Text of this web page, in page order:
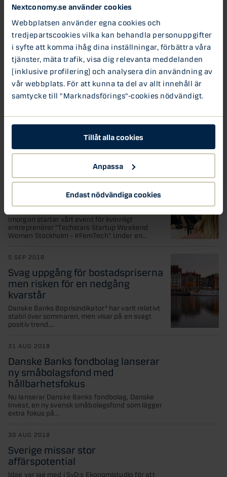
Nextconomy.se använder cookies
Webbplatsen använder egna cookies och
tredjepartscookies vilka kan behandla personuppgifter
i syfte att komma ihåg dina inställningar, förbättra våra
tjänster, mäta trafik, visa dig relevanta meddelanden
(inklusive profilering) och analysera din användning av
vår webbplats. För att kunna ta del av allt innehåll är
samtycke till "Marknadsförings"-cookies nödvändigt.
Tillåt alla cookies
Anpassa
Endast nödvändiga cookies
7 SEP 2018
Marknadsuppdatering fredag 7
sep Danske Bank
Kreditindex i Europa rörde sig under gårdagen
ihop något men med små rörelser överlag. På
aktiemarknaden...
oförändrad och skjuter på
räntehöjning
Idag meddelade Riksbanken att de lämnar
styrräntan oförändrad på -0,50 procent.
Samtidigt flaggar man för att...
6 SEP 2018
”Jag vill uppmana fler aktörer att
verka för ett jämställt näringsliv”
Imorgon startar vårt event för kvinnligt
entreprenörer "Techstars Startup Weekend
Women Stockholm - #FemTech". Under en...
5 SEP 2018
Svag uppgång för bostadspriserna
men risken för en nedgång
kvarstår
Danske Banks Boprisindikator* har varit relativt
stabil över sommaren, men visar på en svagt
positiv trend....
31 AUG 2018
Danske Banks fondbolag lanserar
ny småbolagsfond med
hållbarhetsfokus
Nu lanserar Danske Banks fondbolag, Danske
Invest, en ny svensk småbolagsfond som lägger
extra fokus på...
30 AUG 2018
Sverige missar stor
affärspotential
Idag var jag med i SvD:s Ekonomistudio för att